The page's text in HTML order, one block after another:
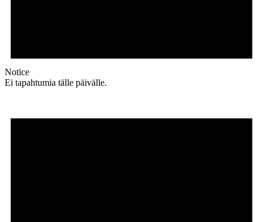
Notice
Ei tapahtumia tälle päivälle.